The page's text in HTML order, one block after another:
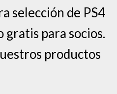
selección de PS4
gratis para socios.
productos